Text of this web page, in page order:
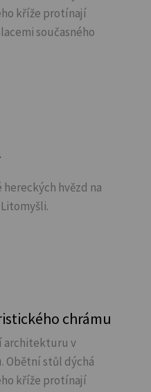
kříže protínají
současného
hvězd na
chrámu
architekturu v
Obětní stůl dýchá
kříže protínají